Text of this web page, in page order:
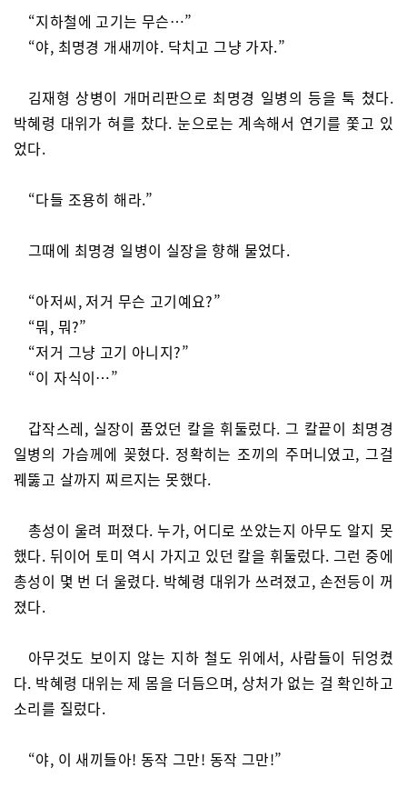
“지하철에 고기는 무슨…”
“야, 최명경 개새끼야. 닥치고 그냥 가자.”
김재형 상병이 개머리판으로 최명경 일병의 등을 툭 쳤다.
박혜령 대위가 혀를 찼다. 눈으로는 계속해서 연기를 쫓고 있
었다.
“다들 조용히 해라.”
그때에 최명경 일병이 실장을 향해 물었다.
“아저씨, 저거 무슨 고기예요?”
“뭐, 뭐?”
“저거 그냥 고기 아니지?”
“이 자식이…”
갑작스레, 실장이 품었던 칼을 휘둘렀다. 그 칼끝이 최명경
일병의 가슴께에 꽂혔다. 정확히는 조끼의 주머니였고, 그걸
꿰뚫고 살까지 찌르지는 못했다.
총성이 울려 퍼졌다. 누가, 어디로 쏘았는지 아무도 알지 못
했다. 뒤이어 토미 역시 가지고 있던 칼을 휘둘렀다. 그런 중에
총성이 몇 번 더 울렸다. 박혜령 대위가 쓰려졌고, 손전등이 꺼
졌다.
아무것도 보이지 않는 지하 철도 위에서, 사람들이 뒤엉켰
다. 박혜령 대위는 제 몸을 더듬으며, 상처가 없는 걸 확인하고
소리를 질렀다.
“야, 이 새끼들아! 동작 그만! 동작 그만!”